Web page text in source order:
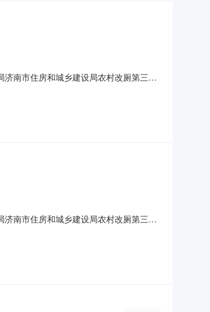
南市住房和城乡建设局农村改厕第三方
采购方式：竞争性磋商八
南市住房和城乡建设局农村改厕第三方
采购方式：竞争性磋商八